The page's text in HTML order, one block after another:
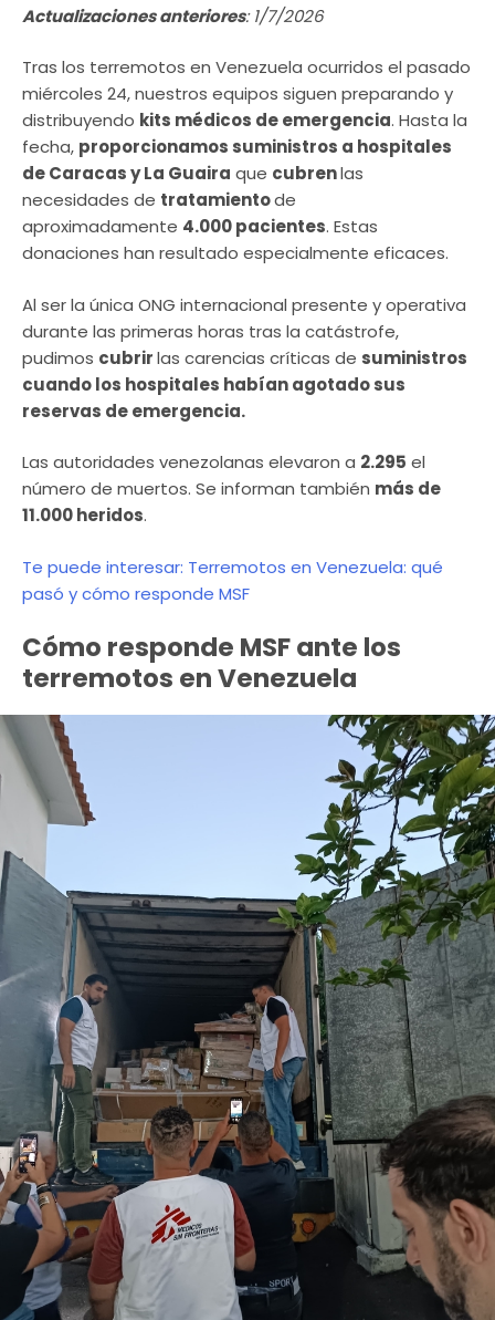
Actualizaciones anteriores: 1/7/2026
Tras los terremotos en Venezuela ocurridos el pasado
miércoles 24, nuestros equipos siguen preparando y
distribuyendo kits médicos de emergencia. Hasta la
fecha, proporcionamos suministros a hospitales
de Caracas y La Guaira que cubrenlas
necesidades de tratamientode
aproximadamente 4.000 pacientes. Estas
donaciones han resultado especialmente eficaces.
Al ser la única ONG internacional presente y operativa
durante las primeras horas tras la catástrofe,
pudimos cubrirlas carencias críticas de suministros
cuando los hospitales habían agotado sus
reservas de emergencia.
Las autoridades venezolanas elevaron a 2.295 el
número de muertos. Se informan también más de
11.000 heridos.
Te puede interesar: Terremotos en Venezuela: qué
pasó y cómo responde MSF
Cómo responde MSF ante los
terremotos en Venezuela